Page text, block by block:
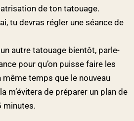
de ton tatouage.
tu devras régler une séance de
autre tatouage bientôt, parle-
pour qu’on puisse faire les
même temps que le nouveau
m’évitera de préparer un plan de
minutes.